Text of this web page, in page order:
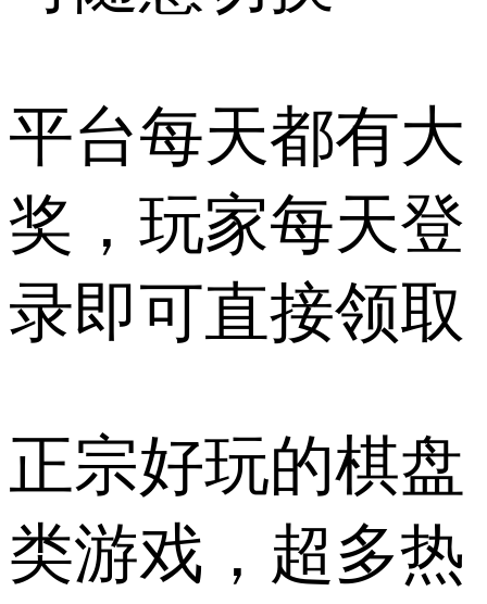
平台每天都有大
奖，玩家每天登
录即可直接领取
正宗好玩的棋盘
类游戏，超多热